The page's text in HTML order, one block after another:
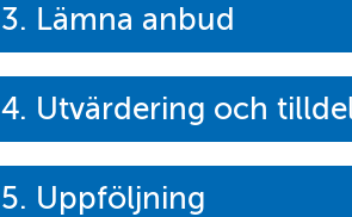
3. Lämna anbud
4. Utvärdering och
5. Uppföljning